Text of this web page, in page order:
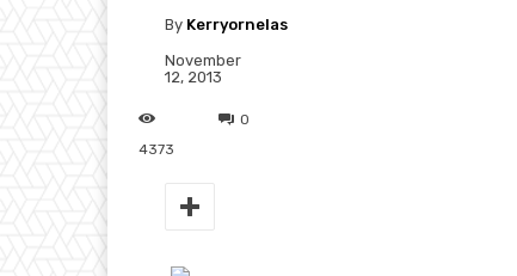
By Kerryornelas
November
12, 2013
0
4373